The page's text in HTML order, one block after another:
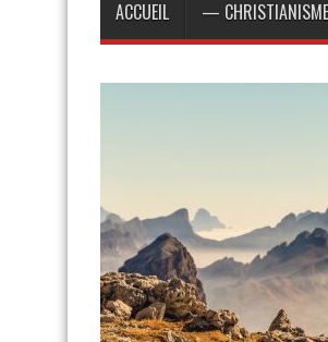
ACCUEIL —